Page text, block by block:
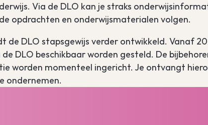
Via de DLO kan je straks
opdrachten en onderwijsmaterialen volgen.
de DLO stapsgewijs verder ontwikkeld. Vanaf
DLO beschikbaar worden gesteld. De
worden momenteel ingericht. Je ontvangt
ondernemen.